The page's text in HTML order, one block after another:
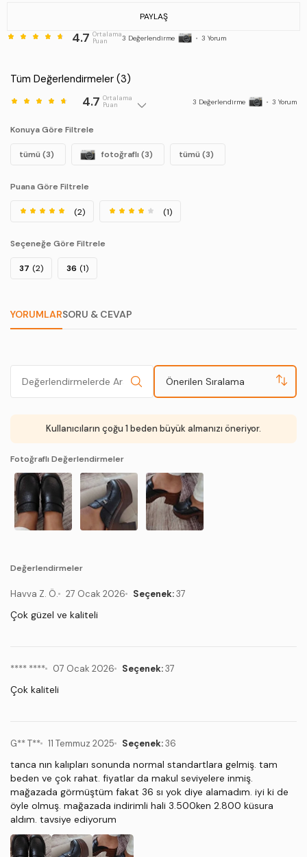
PAYLAŞ
4.7 Ortalama
Puan
3 Değerlendirme • 3 Yorum
Tüm Değerlendirmeler (3)
4.7 Ortalama
Puan
3 Değerlendirme • 3 Yorum
Konuya Göre Filtrele
tümü (3) fotoğraflı (3) tümü (3)
Puana Göre Filtrele
(2) (1)
Seçeneğe Göre Filtrele
37 (2) 36 (1)
YORUMLARSORU & CEVAP
Önerilen Sıralama
Kullanıcıların çoğu 1 beden büyük almanızı öneriyor.
Fotoğraflı Değerlendirmeler
Değerlendirmeler
Havva Z. Ö. 27 Ocak 2026 Seçenek:37
Çok güzel ve kaliteli
**** **** 07 Ocak 2026 Seçenek:37
Çok kaliteli
G** T** 11 Temmuz 2025 Seçenek:36
tanca nın kalıpları sonunda normal standartlara gelmiş. tam
beden ve çok rahat. fiyatlar da makul seviyelere inmiş.
mağazada görmüştüm fakat 36 sı yok diye alamadım. iyi ki de
öyle olmuş. mağazada indirimli hali 3.500ken 2.800 küsura
aldım. tavsiye ediyorum